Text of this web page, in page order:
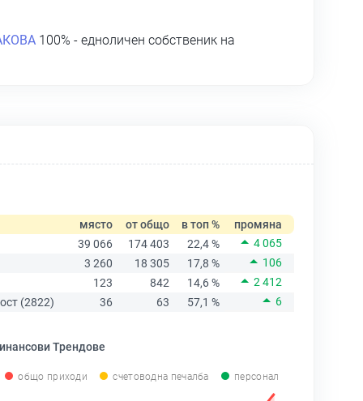
100% - едноличен собственик на
място от общо в топ %
промяна
39 066
174 403 22,4 %
4 065
3 260
18 305 17,8 %
106
123
842 14,6 %
2 412
(2822)
36 63 57,1 % 6
Трендове
общо приходи счетоводна печалба персонал